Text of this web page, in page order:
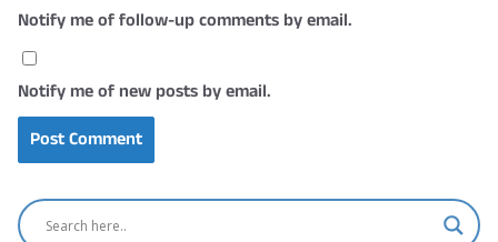
Notify me of follow-up comments by email.
Notify me of new posts by email.